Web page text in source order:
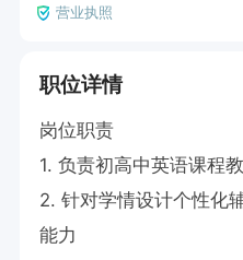
营业执照
职位详情
岗位职责
1. 负责初高中英语课程
2. 针对学情设计个性化
能力